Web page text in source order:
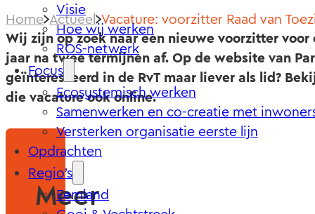
Visie
Hoe wij werken
ROS-netwerk
Focus
Ecosystemisch werken
Samenwerken en co-creatie met
Versterken organisatie eerste lijn
Opdrachten
Regio’s
Eemland
Home Actueel Vacature: voorzitter Raad van
Wij zijn op zoek naar een nieuwe voorzitter
jaar na twee termijnen af. Op de website van
geïnteresseerd in de RvT maar liever als lid?
die vacature ook online.
Meer